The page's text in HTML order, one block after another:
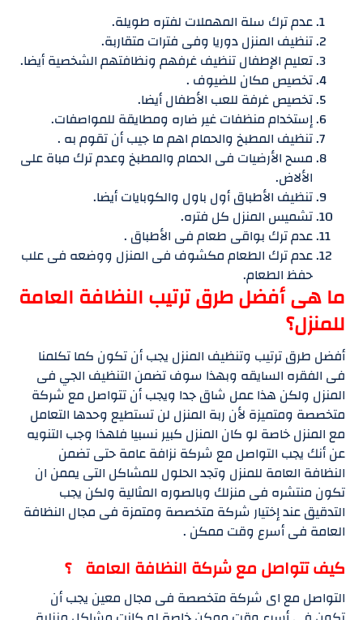
عدم ترك سلة المهملات لفتره طويلة.
تنظيف المنزل دوريا وفى فترات متقاربة.
تعليم الإطفال تنظيف غرفهم ونظافتهم الشخصية أيضا.
تخصيص مكان للضيوف .
تخصيص غرفة للعب الأطفال أيضا.
إستخدام منظفات غير ضاره ومطايقة للمواصفات.
تنظيف المطبخ والحمام اهم ما جيب أن تقوم به .
مسح الأرضيات فى الحمام والمطبخ وعدم ترك مباة على
الألاض.
تنظيف الأطباق أول باول والكوبايات أيضا.
تشميس المنزل كل فتره.
عدم ترك بواقى طعام فى الأطباق .
عدم ترك الطعام مكشوف فى المنزل ووضعه فى علب
حفظ الطعام.
ما هى أفضل طرق ترتيب النظافة العامة
للمنزل؟
أفضل طرق ترتيب وتنظيف المنزل يجب أن تكون كما تكلمنا
فى الفقره السايقه وبهذا سوف تضمن التنظيف الجي فى
المنزل ولكن هذا عمل شاق جدا ويجب أن تتواصل مع شركة
متخصصة ومتميزة لأن ربة المنزل لن تستطيع وحدها التعامل
مع المنزل خاصة لو كان المنزل كبير نسبيا فلهذا وجب التنويه
عن أنك يجب التواصل مع شركة نزافة عامة حتى تضمن
النظافة العامة للمنزل وتجد الحلول للمشاكل التى يممن ان
تكون منتشره فى منزلك وبالصوره المثالية ولكن يجب
التدقيق عند إختيار شركة متخصصة ومتمزة فى مجال النظافة
العامة فى أسرع وقت ممكن .
كيف تتواصل مع شركة النظافة العامة ؟
التواصل مع اى شركة متخصصة فى مجال معين يجب أن